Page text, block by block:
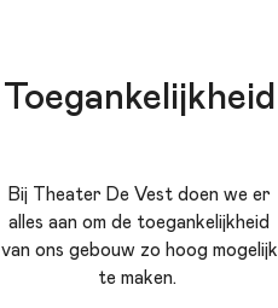
Toegankelijkheid
Bij Theater De Vest doen we er
alles aan om de toegankelijkheid
van ons gebouw zo hoog mogelijk
te maken.